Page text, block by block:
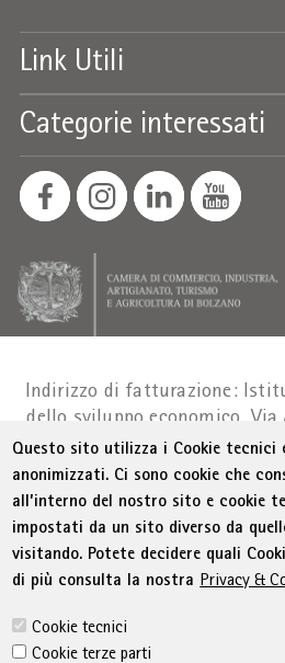
Link Utili
Categorie interessati
Indirizzo di fatturazione:
dello sviluppo economico,
BolzanoPart. IVA
© WIFI Colophon Privacy
Dichiarazione
Amministrazione
Questo sito utilizza i Cookie tecnici
anonimizzati. Ci sono cookie che
all’interno del nostro sito e cookie
impostati da un sito diverso da
visitando. Potete decidere quali
di più consulta la nostra Privacy &
Cookie tecnici
Cookie terze parti